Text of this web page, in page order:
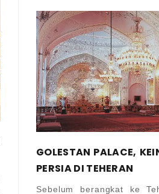
GOLESTAN PALACE,
PERSIA DI TEHERAN
Sebelum berangkat ke